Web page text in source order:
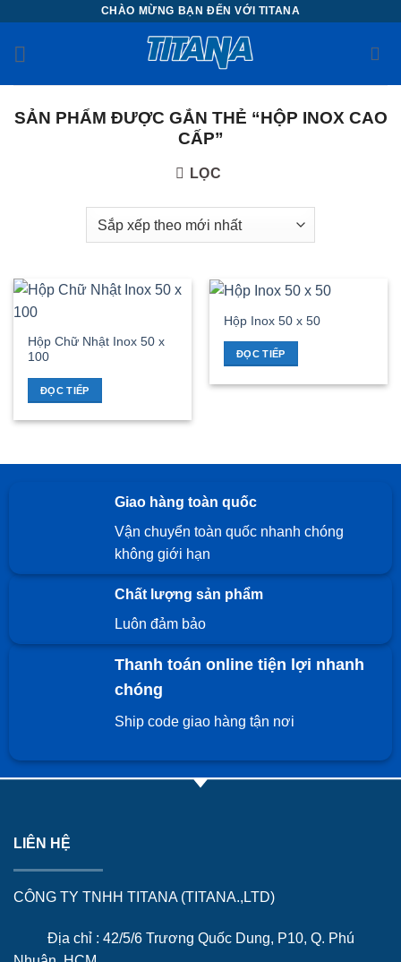
CHÀO MỪNG BẠN ĐẾN VỚI TITANA
SẢN PHẨM ĐƯỢC GẮN THẺ “HỘP INOX CAO
CẤP”
LỌC
Hộp Chữ Nhật Inox 50 x
100
ĐỌC TIẾP
Hộp Inox 50 x 50
ĐỌC TIẾP
Giao hàng toàn quốc
Vận chuyển toàn quốc nhanh chóng
không giới hạn
Chất lượng sản phẩm
Luôn đảm bảo
Thanh toán online tiện lợi nhanh
chóng
Ship code giao hàng tận nơi
LIÊN HỆ
CÔNG TY TNHH TITANA (TITANA.,LTD)
Địa chỉ : 42/5/6 Trương Quốc Dung, P10, Q. Phú